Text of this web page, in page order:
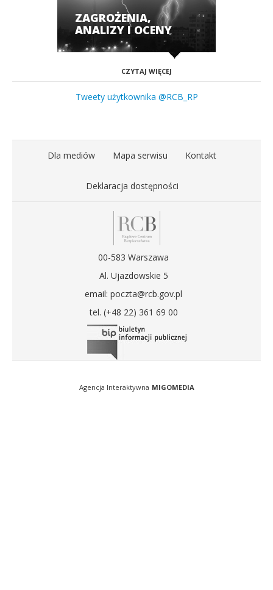
ZAGROŻENIA,
ANALIZY I OCENY
CZYTAJ WIĘCEJ
Tweety użytkownika @RCB_RP
Dla mediów Mapa serwisu Kontakt
Deklaracja dostępności
00-583 Warszawa
Al. Ujazdowskie 5
email: poczta@rcb.gov.pl
tel. (+48 22) 361 69 00
Agencja Interaktywna MIGOMEDIA